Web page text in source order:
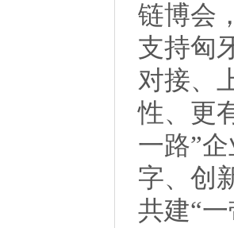
链博会
支持匈
对接、
性、更
一路”
字、创
共建“